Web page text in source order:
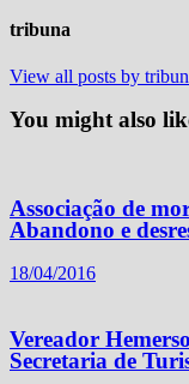
tribuna
View all posts by
You might also
Associação de
Abandono e
18/04/2016
Vereador
Secretaria de